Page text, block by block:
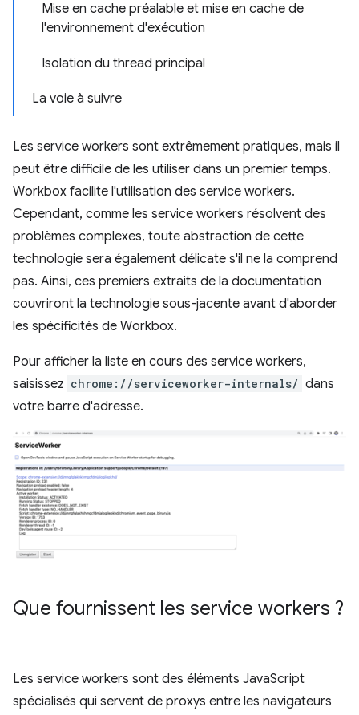
Mise en cache préalable et mise en cache de
l'environnement d'exécution
Isolation du thread principal
La voie à suivre
Les service workers sont extrêmement pratiques, mais il
peut être difficile de les utiliser dans un premier temps.
Workbox facilite l'utilisation des service workers.
Cependant, comme les service workers résolvent des
problèmes complexes, toute abstraction de cette
technologie sera également délicate s'il ne la comprend
pas. Ainsi, ces premiers extraits de la documentation
couvriront la technologie sous-jacente avant d'aborder
les spécificités de Workbox.
Pour afficher la liste en cours des service workers,
saisissez chrome://serviceworker-internals/ dans
votre barre d'adresse.
Que fournissent les service workers ?
Les service workers sont des éléments JavaScript
spécialisés qui servent de proxys entre les navigateurs